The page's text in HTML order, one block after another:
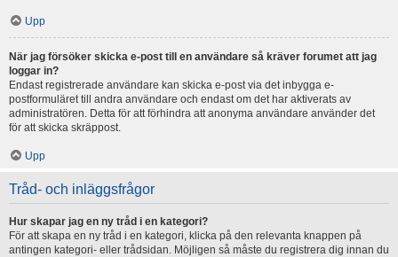
Upp
När jag försöker skicka e-post till en användare så kräver forumet att jag
loggar in?
Endast registrerade användare kan skicka e-post via det inbygga e-
postformuläret till andra användare och endast om det har aktiverats av
administratören. Detta för att förhindra att anonyma användare använder det
för att skicka skräppost.
Upp
Tråd- och inläggsfrågor
Hur skapar jag en ny tråd i en kategori?
För att skapa en ny tråd i en kategori, klicka på den relevanta knappen på
antingen kategori- eller trådsidan. Möjligen så måste du registrera dig innan du